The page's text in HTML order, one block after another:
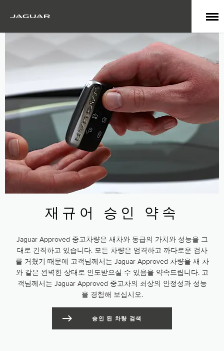
​재규어 승인 약속
Jaguar Approved 중고차량은 새차와 동급의 가치와 성능을 그
대로 간직하고 있습니다. 모든 차량은 엄격하고 까다로운 검사
를 거쳤기 때문에 고객님께서는 Jaguar Approved 차량을 새 차
와 같은 완벽한 상태로 인도받으실 수 있음을 약속드립니다. 고
객님께서는 Jaguar Approved 중고차의 최상의 안정성과 성능
을 경험해 보십시오.
승인 된 차량 검색